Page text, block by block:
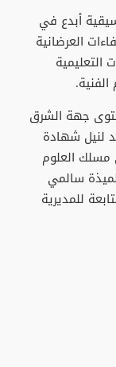
أبدع في
العرضانية
التعليمية
جهة الشرق
لنيل شهادة
يونيو 2026)، بلغ 19,20 في مسلك العلوم
سالمي
للمديرية